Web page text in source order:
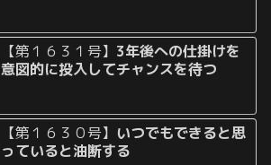
【第１６３１号】 3年後への仕掛けを
意図的に投入してチャンスを待つ
【第１６３０号】 いつでもできると思
っていると油断する